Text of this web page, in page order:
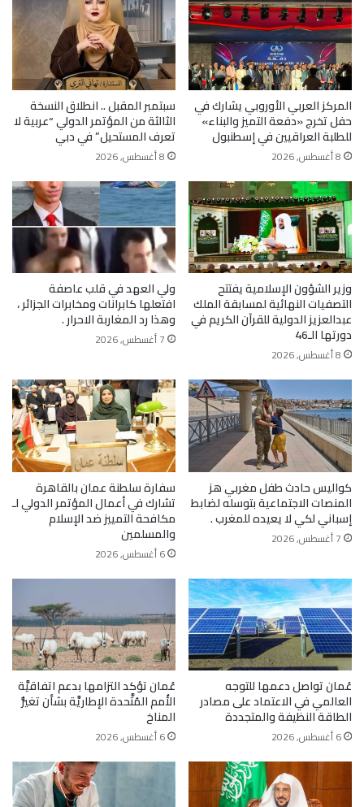
المركز العربي الأوروبي يشارك في
حفل تخرج «دفعة التميز والبناء»
للطلبة العراقيين في إسطنبول
8 أغسطس, 2026
سبتمبر المقبل .. انطلاق النسخة
الثالثة من المؤتمر الدولي “عربية لا
تعرف المستحيل” في دبي
8 أغسطس, 2026
وزير الشؤون الإسلامية يفتتح
التصفيات النهائية لمسابقة الملك
عبدالعزيز الدولية للقرآن الكريم في
دورتها الـ46
8 أغسطس, 2026
ولي العهد في قلب عاصفة
افتعلها كابرانات ومخابرات الجزائر ،
وهذا رد المغاربة الاحرار .
7 أغسطس, 2026
كواليس حادث طفل مغربي هز
المنصات الاجتماعية بتوسله لضابط
إسباني لكي لا يعيده للمغرب .
7 أغسطس, 2026
سفارة سلطنة عمان بالقاهرة
تشارك في أعمال المؤتمر الدولي لـ
مكافحة التمييز ضد الإسلام
والمسلمين
6 أغسطس, 2026
عُمان تواصل دعمها للتوجه
العالمي في الاعتماد على مصادر
الطاقة النظيفة والمتجددة
6 أغسطس, 2026
عُمان تؤكد التزامها بدعم اتفاقيَّة
الأُمم المُتَّحدة الإطاريَّة بشأن تغيُّر
المناخ
6 أغسطس, 2026